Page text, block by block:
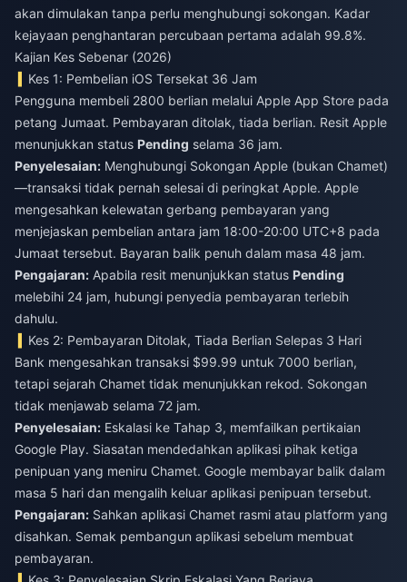
akan dimulakan tanpa perlu menghubungi sokongan. Kadar
kejayaan penghantaran percubaan pertama adalah 99.8%.
Kajian Kes Sebenar (2026)
Kes 1: Pembelian iOS Tersekat 36 Jam
Pengguna membeli 2800 berlian melalui Apple App Store pada
petang Jumaat. Pembayaran ditolak, tiada berlian. Resit Apple
menunjukkan status Pending selama 36 jam.
Penyelesaian: Menghubungi Sokongan Apple (bukan Chamet)
—transaksi tidak pernah selesai di peringkat Apple. Apple
mengesahkan kelewatan gerbang pembayaran yang
menjejaskan pembelian antara jam 18:00-20:00 UTC+8 pada
Jumaat tersebut. Bayaran balik penuh dalam masa 48 jam.
Pengajaran: Apabila resit menunjukkan status Pending
melebihi 24 jam, hubungi penyedia pembayaran terlebih
dahulu.
Kes 2: Pembayaran Ditolak, Tiada Berlian Selepas 3 Hari
Bank mengesahkan transaksi $99.99 untuk 7000 berlian,
tetapi sejarah Chamet tidak menunjukkan rekod. Sokongan
tidak menjawab selama 72 jam.
Penyelesaian: Eskalasi ke Tahap 3, memfailkan pertikaian
Google Play. Siasatan mendedahkan aplikasi pihak ketiga
penipuan yang meniru Chamet. Google membayar balik dalam
masa 5 hari dan mengalih keluar aplikasi penipuan tersebut.
Pengajaran: Sahkan aplikasi Chamet rasmi atau platform yang
disahkan. Semak pembangun aplikasi sebelum membuat
pembayaran.